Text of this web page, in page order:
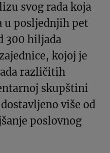
svog rada koja
u posljednjih pet
300 hiljada
kojoj je
različitih
skupštini
više od
poslovnog